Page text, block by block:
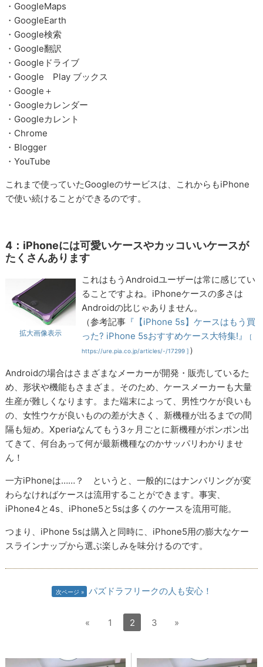
・GoogleMaps
・GoogleEarth
・Google検索
・Google翻訳
・Googleドライブ
・Google Play ブックス
・Google＋
・Googleカレンダー
・Googleカレント
・Chrome
・Blogger
・YouTube
これまで使っていたGoogleのサービスは、これからもiPhone
で使い続けることができるのです。
4：iPhoneには可愛いケースやカッコいいケースが
たくさんあります
拡大画像表示
これはもうAndroidユーザーは常に感じてい
ることですよね。iPhoneケースの多さは
Androidの比じゃありません。
（参考記事 『【iPhone 5s】ケースはもう買
った? iPhone 5sおすすめケース大特集!』
[
https://ure.pia.co.jp/articles/-/17299 ] ）
Androidの場合はさまざまなメーカーが開発・販売しているた
め、形状や機能もさまざま。そのため、ケースメーカーも大量
生産が難しくなります。また端末によって、男性ウケが良いも
の、女性ウケが良いものの差が大きく、新機種が出るまでの間
隔も短め。Xperiaなんてもう3ヶ月ごとに新機種がポンポン出
てきて、何台あって何が最新機種なのかサッパリわかりませ
ん！
一方iPhoneは……？ というと、一般的にはナンバリングが変
わらなければケースは流用することができます。事実、
iPhone4と4s、iPhone5と5sは多くのケースを流用可能。
つまり、iPhone 5sは購入と同時に、iPhone5用の膨大なケー
スラインナップから選ぶ楽しみを味分けるのです。
次ページ パズドラフリークの人も安心！
« 1 2 3 »